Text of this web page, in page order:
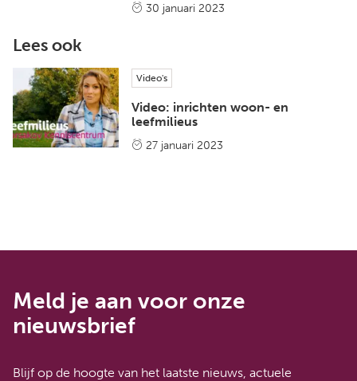
30 januari 2023
Lees ook
Video's
Video: inrichten woon- en
leefmilieus
27 januari 2023
Meld je aan voor onze
nieuwsbrief
Blijf op de hoogte van het laatste nieuws, actuele